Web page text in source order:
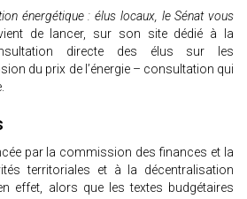
énergétique : élus locaux, le Sénat vous
de lancer, sur son site dédié à la
directe des élus sur les
du prix de l’énergie – consultation qui
par la commission des finances et la
territoriales et à la décentralisation
effet, alors que les textes budgétaires